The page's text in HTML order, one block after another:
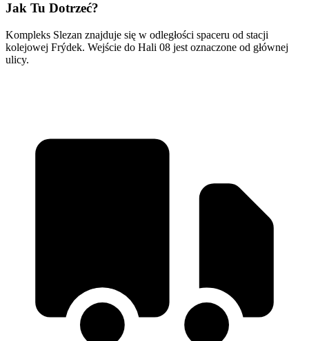
Jak Tu Dotrzeć?
Kompleks Slezan znajduje się w odległości spaceru od stacji
kolejowej Frýdek. Wejście do Hali 08 jest oznaczone od głównej
ulicy.